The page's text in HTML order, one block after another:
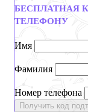
БЕСПЛАТНАЯ
ТЕЛЕФОНУ
Имя
Фамилия
Номер телефона
Получить код